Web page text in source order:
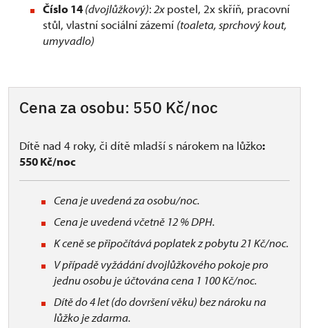
Číslo 14(dvojlůžkový):2xpostel, 2x skříň, pracovní
stůl, vlastní sociální zázemí (toaleta, sprchový kout,
umyvadlo)
Cena za osobu: 550 Kč/noc
Dítě nad 4 roky, či dítě mladší s nárokem na lůžko:
550 Kč/noc
Cena je uvedená za osobu/noc.
Cena je uvedená včetně 12 % DPH.
K ceně se připočítává poplatek z pobytu 21 Kč/noc.
V případě vyžádání dvojlůžkového pokoje pro
jednu osobu je účtována cena 1 100 Kč/noc.
Dítě do 4 let (do dovršení věku) bez nároku na
lůžko je zdarma.